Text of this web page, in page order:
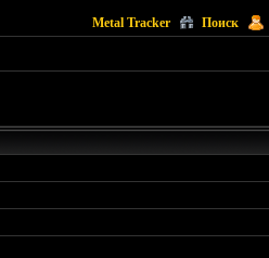
Metal Tracker Поиск